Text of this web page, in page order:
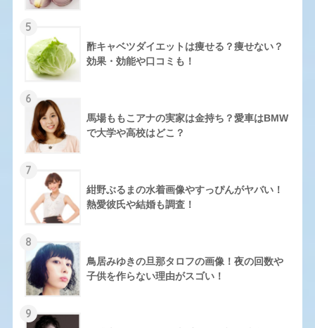
5
酢キャベツダイエットは痩せる？痩せない？
効果・効能や口コミも！
6
馬場ももこアナの実家は金持ち？愛車はBMW
で大学や高校はどこ？
7
紺野ぶるまの水着画像やすっぴんがヤバい！
熱愛彼氏や結婚も調査！
8
鳥居みゆきの旦那タロフの画像！夜の回数や
子供を作らない理由がスゴい！
9